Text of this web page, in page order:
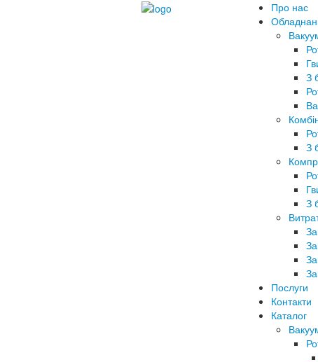
Про нас
З
З
З
Послуги
Контакти
Каталог